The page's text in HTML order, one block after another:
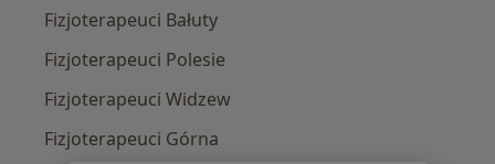
Fizjoterapeuci Bałuty
Fizjoterapeuci Polesie
Fizjoterapeuci Widzew
Fizjoterapeuci Górna